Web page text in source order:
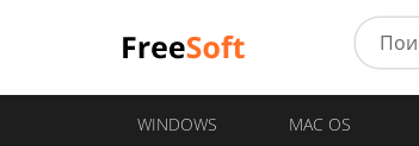
WINDOWS MAC OS